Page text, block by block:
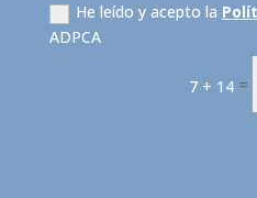
He leído y acepto la
ADPCA
7 + 14 =